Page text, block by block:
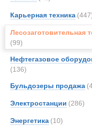
Карьерная техника
Лесозаготовительная
(99)
Нефтегазовое
(136)
Бульдозеры продажа
Электростанции (286)
Энергетика (10)